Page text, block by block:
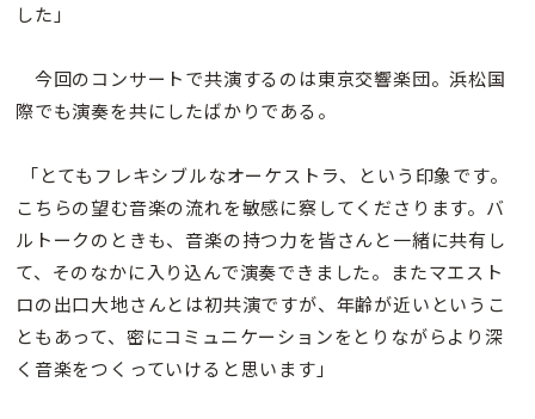
した」
今回のコンサートで共演するのは東京交響楽団。浜松国
際でも演奏を共にしたばかりである。
「とてもフレキシブルなオーケストラ、という印象です。
こちらの望む音楽の流れを敏感に察してくださります。バ
ルトークのときも、音楽の持つ力を皆さんと一緒に共有し
て、そのなかに入り込んで演奏できました。またマエスト
ロの出口大地さんとは初共演ですが、年齢が近いというこ
ともあって、密にコミュニケーションをとりながらより深
く音楽をつくっていけると思います」